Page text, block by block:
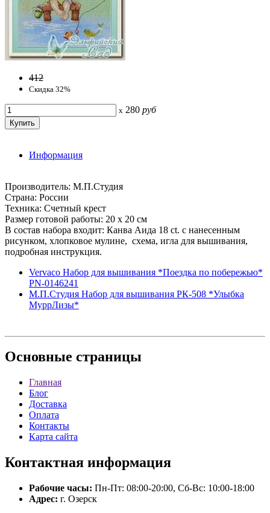
412
Скидка 32%
x 280 руб
Информация
Производитель: М.П.Студия
Страна: России
Техника: Счетный крест
Размер готовой работы: 20 х 20 см
В состав набора входит: Канва Аида 18 ct. с нанесенным
рисунком, хлопковое мулине, схема, игла для вышивания,
подробная инструкция.
Vervaco Набор для вышивания *Поездка по побережью*
PN-0146241
М.П.Студия Набор для вышивания РК-508 *Улыбка
МуррЛизы*
Основные страницы
Главная
Блог
Доставка
Оплата
Контакты
Карта сайта
Контактная информация
Рабочие часы: Пн-Пт: 08:00-20:00, Сб-Вс: 10:00-18:00
Адрес: г. Озерск